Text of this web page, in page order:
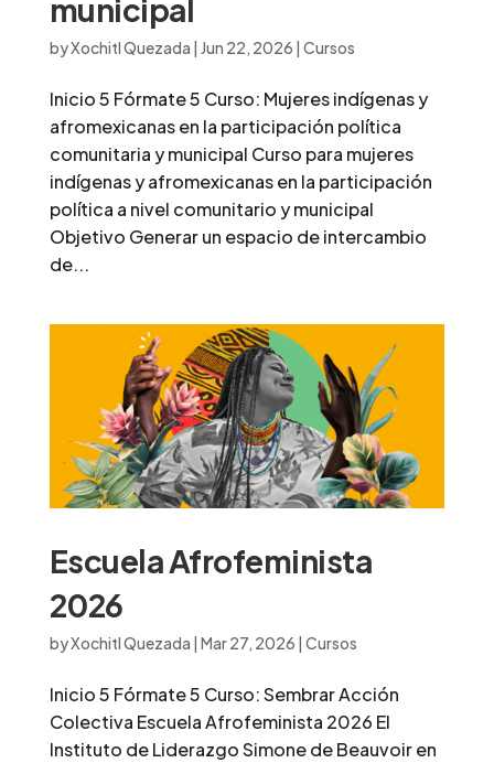
municipal
byXochitl Quezada | Jun 22, 2026 | Cursos
Inicio 5 Fórmate 5 Curso: Mujeres indígenas y
afromexicanas en la participación política
comunitaria y municipal Curso para mujeres
indígenas y afromexicanas en la participación
política a nivel comunitario y municipal
Objetivo Generar un espacio de intercambio
de...
Escuela Afrofeminista
2026
byXochitl Quezada | Mar 27, 2026 | Cursos
Inicio 5 Fórmate 5 Curso: Sembrar Acción
Colectiva Escuela Afrofeminista 2026 El
Instituto de Liderazgo Simone de Beauvoir en